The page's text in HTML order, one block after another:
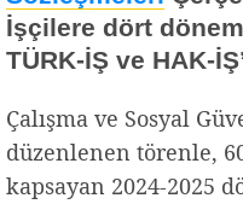
İşçilere dört
TÜRK-İŞ ve HAK-
Çalışma ve Sosyal
düzenlenen törenle,
kapsayan 2024-2025